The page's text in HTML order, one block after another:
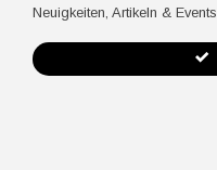
Neuigkeiten, Artikeln & Events.